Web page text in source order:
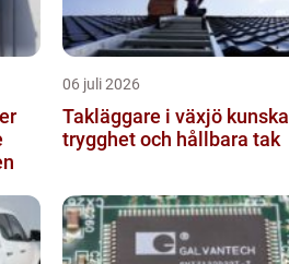
06 juli 2026
Takläggare i växjö kunskap,
trygghet och hållbara tak